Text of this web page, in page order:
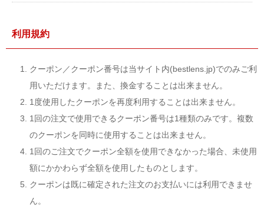
利用規約
クーポン／クーポン番号は当サイト内(bestlens.jp)でのみご利
用いただけます。また、換金することは出来ません。
1度使用したクーポンを再度利用することは出来ません。
1回の注文で使用できるクーポン番号は1種類のみです。複数
のクーポンを同時に使用することは出来ません。
1回のご注文でクーポン全額を使用できなかった場合、未使用
額にかかわらず全額を使用したものとします。
クーポンは既に確定された注文のお支払いには利用できませ
ん。